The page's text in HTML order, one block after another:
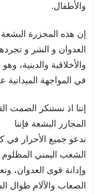
والأطفال.
إن هذه المجزرة
العدوان و الشر و
والأخلاقية والدينية،
في المواجهة
إننا اذ نستنكر الصمت
المجازر البشعة فإننا
ندعو جميع الأحرار
الشعب اليمني المظلوم
وإدانة قوى العدوان،
الصعاب والآلام طوال